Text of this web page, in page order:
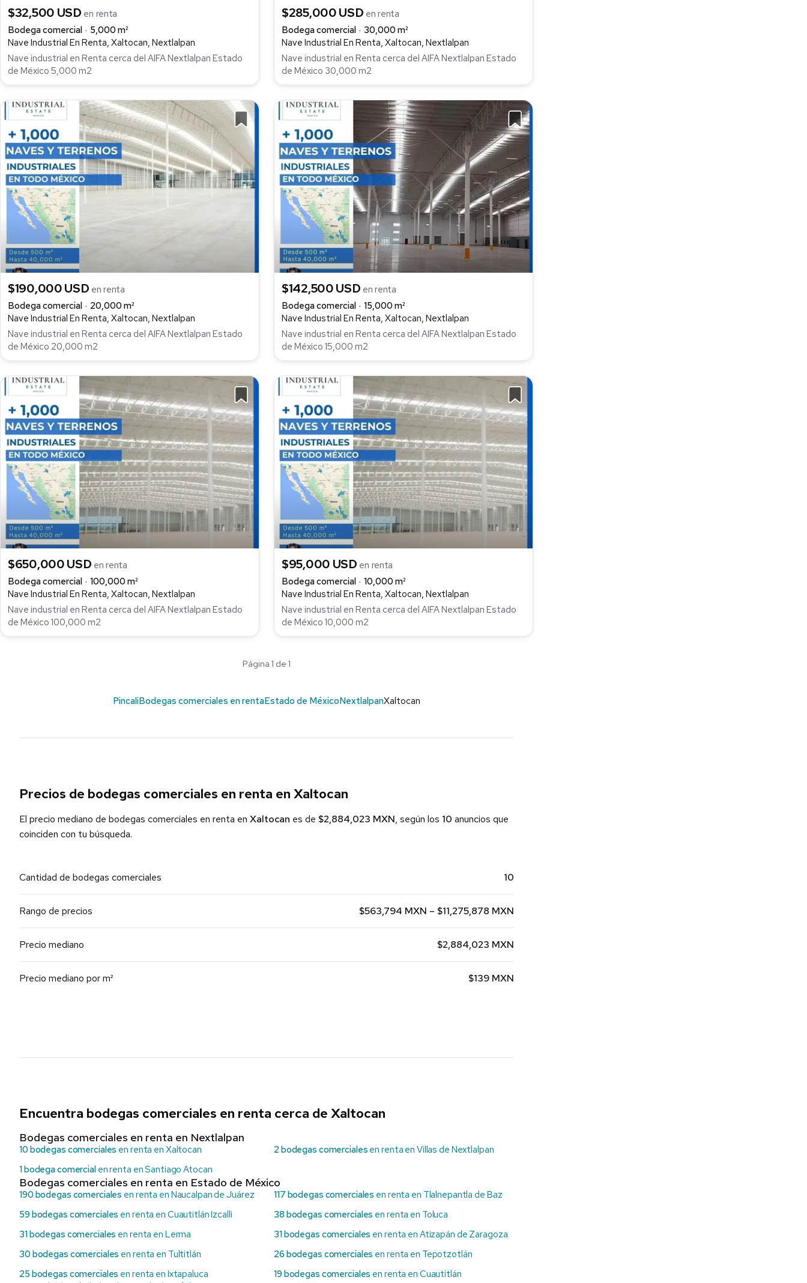
$32,500 USD en renta
Bodega comercial
5,000 m²
Nave Industrial En Renta, Xaltocan, Nextlalpan
Nave industrial en Renta cerca del AIFA Nextlalpan Estado
de México 5,000 m2
$285,000 USD en renta
Bodega comercial
30,000 m²
Nave Industrial En Renta, Xaltocan, Nextlalpan
Nave industrial en Renta cerca del AIFA Nextlalpan Estado
de México 30,000 m2
$190,000 USD en renta
Bodega comercial
20,000 m²
Nave Industrial En Renta, Xaltocan, Nextlalpan
Nave industrial en Renta cerca del AIFA Nextlalpan Estado
de México 20,000 m2
$142,500 USD en renta
Bodega comercial
15,000 m²
Nave Industrial En Renta, Xaltocan, Nextlalpan
Nave industrial en Renta cerca del AIFA Nextlalpan Estado
de México 15,000 m2
$650,000 USD en renta
Bodega comercial
100,000 m²
Nave Industrial En Renta, Xaltocan, Nextlalpan
Nave industrial en Renta cerca del AIFA Nextlalpan Estado
de México 100,000 m2
$95,000 USD en renta
Bodega comercial
10,000 m²
Nave Industrial En Renta, Xaltocan, Nextlalpan
Nave industrial en Renta cerca del AIFA Nextlalpan Estado
de México 10,000 m2
Página 1 de 1
PincaliBodegas comerciales en rentaEstado de MéxicoNextlalpanXaltocan
Precios de bodegas comerciales en renta en Xaltocan
El precio mediano de bodegas comerciales en renta en Xaltocan es de $2,884,023 MXN, según los 10 anuncios que
coinciden con tu búsqueda.
Cantidad de bodegas comerciales 10
Rango de precios $563,794 MXN – $11,275,878 MXN
Precio mediano $2,884,023 MXN
Precio mediano por m² $139 MXN
Encuentra bodegas comerciales en renta cerca de Xaltocan
Bodegas comerciales en renta en Nextlalpan
10 bodegas comerciales en renta en Xaltocan 2 bodegas comerciales en renta en Villas de Nextlalpan
1 bodega comercialen renta en Santiago Atocan
Bodegas comerciales en renta en Estado de México
190 bodegas comerciales en renta en Naucalpan de Juárez 117 bodegas comerciales en renta en Tlalnepantla de Baz
59 bodegas comerciales en renta en Cuautitlán Izcalli 38 bodegas comerciales en renta en Toluca
31 bodegas comerciales en renta en Lerma 31 bodegas comerciales en renta en Atizapán de Zaragoza
30 bodegas comerciales en renta en Tultitlán 26 bodegas comerciales en renta en Tepotzotlán
25 bodegas comerciales en renta en Ixtapaluca 19 bodegas comerciales en renta en Cuautitlán